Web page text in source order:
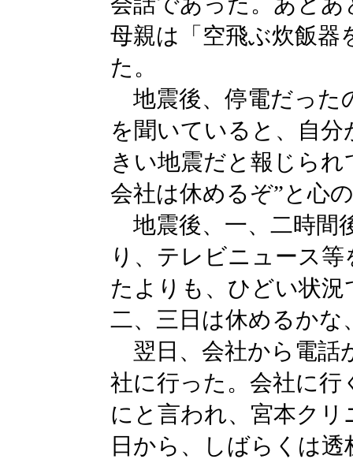
母親は「空飛ぶ炊飯器
た。
地震後、停電だった
を聞いていると、自
きい地震だと報じら
会社は休めるぞ”と心
地震後、一、二時間
り、テレビニュース
たよりも、ひどい状
二、三日は休めるかな
翌日、会社から電話
社に行った。会社に行
にと言われ、宮本ク
日から、しばらくは